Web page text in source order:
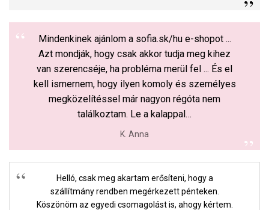
Mindenkinek ajánlom a sofia.sk/hu e-shopot ...
Azt mondják, hogy csak akkor tudja meg kihez
van szerencséje, ha probléma merül fel ... És el
kell ismernem, hogy ilyen komoly és személyes
megközelítéssel már nagyon régóta nem
találkoztam. Le a kalappal…
K. Anna
Helló, csak meg akartam erősíteni, hogy a
szállítmány rendben megérkezett pénteken.
Köszönöm az egyedi csomagolást is, ahogy kértem.